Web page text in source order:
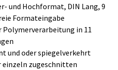
und Hochformat, DIN Lang, 9
Formateingabe
Polymerverarbeitung in 11
und oder spiegelverkehrt
einzeln zugeschnitten